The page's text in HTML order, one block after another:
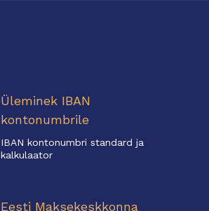
Üleminek IBAN
kontonumbrile
IBAN kontonumbri standard ja
kalkulaator
Eesti Maksekeskkonna